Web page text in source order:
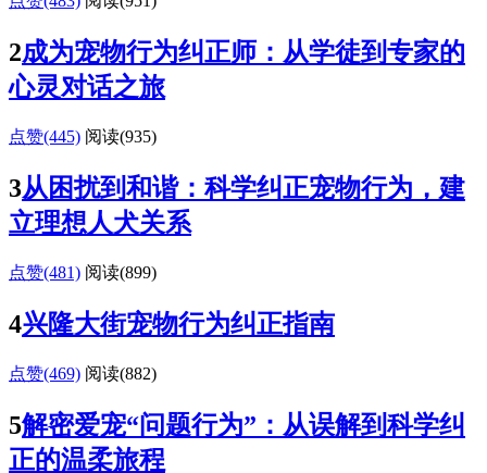
2成为宠物行为纠正师：从学徒到专家的
心灵对话之旅
点赞(445) 阅读(935)
3从困扰到和谐：科学纠正宠物行为，建
立理想人犬关系
点赞(481) 阅读(899)
4兴隆大街宠物行为纠正指南
点赞(469) 阅读(882)
5解密爱宠“问题行为”：从误解到科学纠
正的温柔旅程